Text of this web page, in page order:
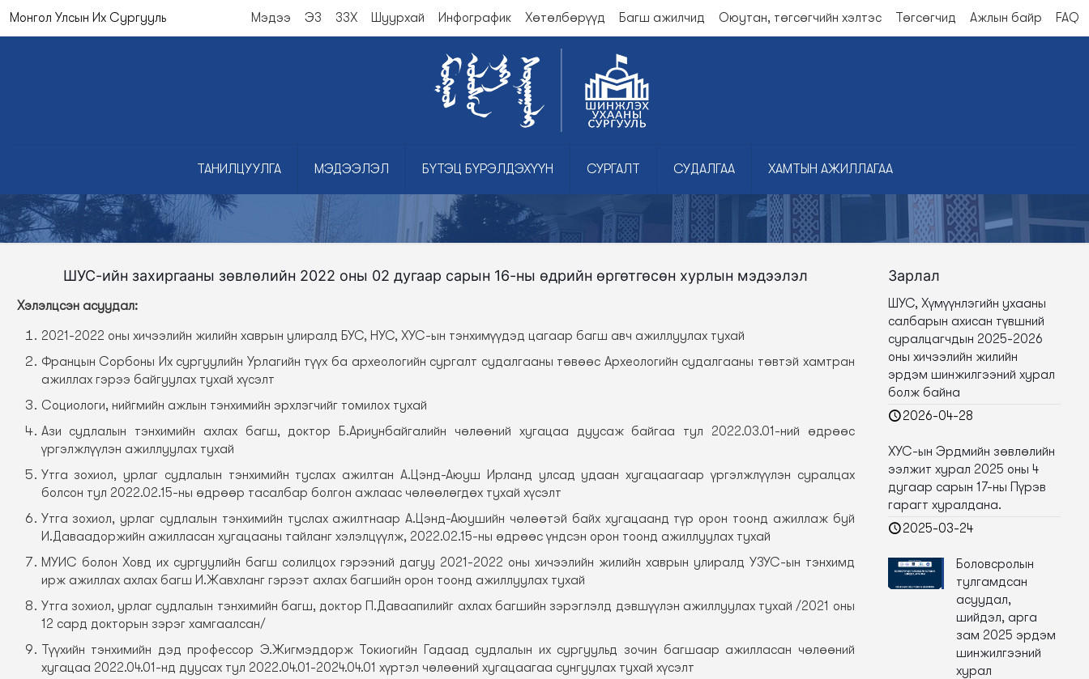
Монгол Улсын Их Сургууль Мэдээ ЭЗ ЗЗХ Шуурхай Инфографик Хөтөлбөрүүд Багш ажилчид Оюутан, төгсөгчийн хэлтэс Төгсөгчид Ажлын байр FAQ
ТАНИЛЦУУЛГА МЭДЭЭЛЭЛ БҮТЭЦ БҮРЭЛДЭХҮҮН СУРГАЛТ СУДАЛГАА ХАМТЫН АЖИЛЛАГАА
ШУС-ийн захиргааны зөвлөлийн 2022 оны 02 дугаар сарын 16-ны өдрийн өргөтгөсөн хурлын мэдээлэл
Хэлэлцсэн асуудал:
2021-2022 оны хичээлийн жилийн хаврын улиралд БУС, НУС, ХУС-ын тэнхимүүдэд цагаар багш авч ажиллуулах тухай
Францын Сорбоны Их сургуулийн Урлагийн түүх ба археологийн сургалт судалгааны төвөөс Археологийн судалгааны төвтэй хамтран
ажиллах гэрээ байгуулах тухай хүсэлт
Социологи, нийгмийн ажлын тэнхимийн эрхлэгчийг томилох тухай
Ази судлалын тэнхимийн ахлах багш, доктор Б.Ариунбайгалийн чөлөөний хугацаа дуусаж байгаа тул 2022.03.01-ний өдрөөс
үргэлжлүүлэн ажиллуулах тухай
Утга зохиол, урлаг судлалын тэнхимийн туслах ажилтан А.Цэнд-Аюуш Ирланд улсад удаан хугацаагаар үргэлжлүүлэн суралцах
болсон тул 2022.02.15-ны өдрөөр тасалбар болгон ажлаас чөлөөлөгдөх тухай хүсэлт
Утга зохиол, урлаг судлалын тэнхимийн туслах ажилтнаар А.Цэнд-Аюушийн чөлөөтэй байх хугацаанд түр орон тоонд ажиллаж буй
И.Даваадоржийн ажилласан хугацааны тайланг хэлэлцүүлж, 2022.02.15-ны өдрөөс үндсэн орон тоонд ажиллуулах тухай
МУИС болон Ховд их сургуулийн багш солилцох гэрээний дагуу 2021-2022 оны хичээлийн жилийн хаврын улиралд УЗУС-ын тэнхимд
ирж ажиллах ахлах багш И.Жавхланг гэрээт ахлах багшийн орон тоонд ажиллуулах тухай
Утга зохиол, урлаг судлалын тэнхимийн багш, доктор П.Даваапилийг ахлах багшийн зэрэглэлд дэвшүүлэн ажиллуулах тухай /2021 оны
12 сард докторын зэрэг хамгаалсан/
Түүхийн тэнхимийн дэд профессор Э.Жигмэддорж Токиогийн Гадаад судлалын их сургуульд зочин багшаар ажилласан чөлөөний
хугацаа 2022.04.01-нд дуусах тул 2022.04.01-2024.04.01 хүртэл чөлөөний хугацаагаа сунгуулах тухай хүсэлт
Зарлал
ШУС, Хүмүүнлэгийн ухааны
салбарын ахисан түвшний
суралцагчдын 2025-2026
оны хичээлийн жилийн
эрдэм шинжилгээний хурал
болж байна
2026-04-28
ХУС-ын Эрдмийн зөвлөлийн
ээлжит хурал 2025 оны 4
дугаар сарын 17-ны Пүрэв
гарагт хуралдана.
2025-03-24
Боловсролын
тулгамдсан
асуудал,
шийдэл, арга
зам 2025 эрдэм
шинжилгээний
хурал